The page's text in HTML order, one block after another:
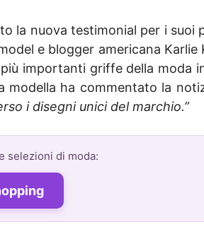
la nuova testimonial per i
e blogger americana Karlie
importanti griffe della moda
modella ha commentato la
i disegni unici del marchio.”
selezioni di moda: